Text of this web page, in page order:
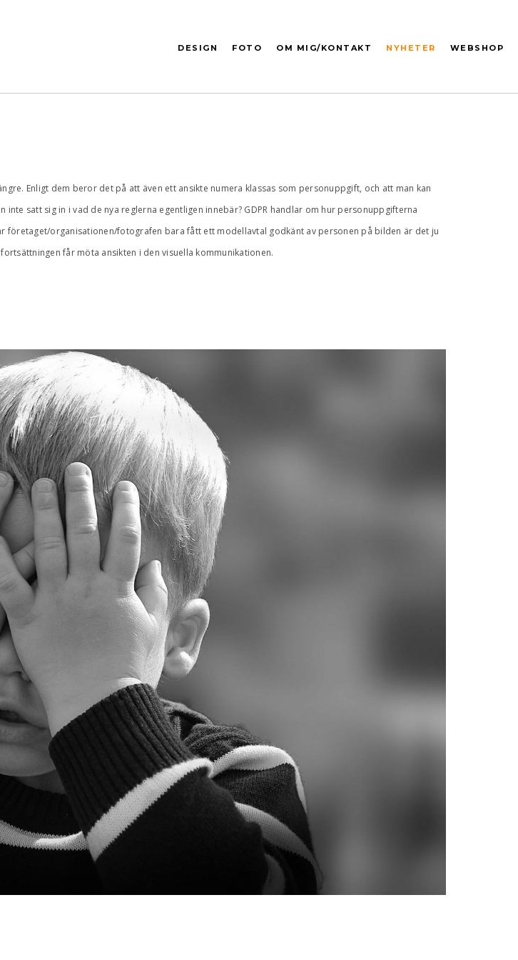
DESIGN FOTO OM MIG/KONTAKT NYHETER WEBSHOP
Enligt dem beror det på att även ett ansikte numera klassas som personuppgift, och att man kan
satt sig in i vad de nya reglerna egentligen innebär? GDPR handlar om hur personuppgifterna
företaget/organisationen/fotografen bara fått ett modellavtal godkänt av personen på bilden är det ju
får möta ansikten i den visuella kommunikationen.